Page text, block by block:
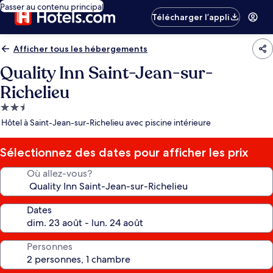
Passer au contenu principal
Télécharger l’appli
Afficher tous les hébergements
Quality Inn Saint-Jean-sur-
Richelieu
Hébergement
2.5 étoiles
Hôtel à Saint-Jean-sur-Richelieu avec piscine intérieure
Sélectionnez des dates pour afficher les prix
Où allez-vous?
Dates
Personnes